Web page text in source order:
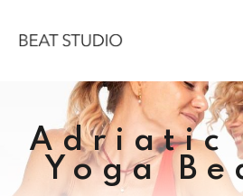
Adriatic
Yoga